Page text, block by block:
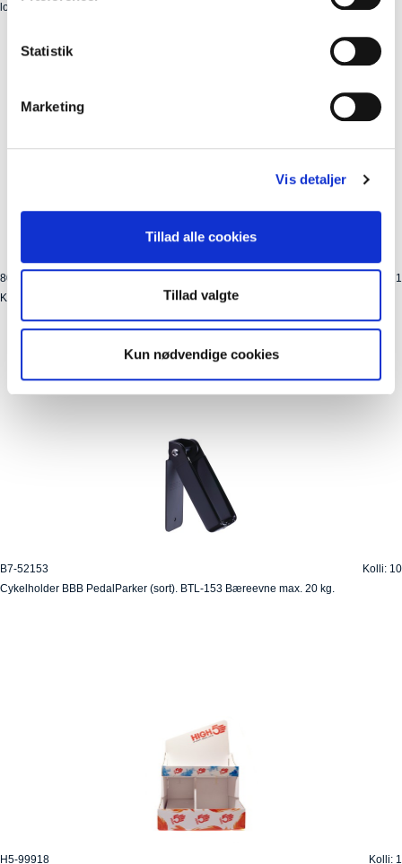
Statistik
Marketing
Vis detaljer
Tillad alle cookies
Tillad valgte
Kun nødvendige cookies
logoskilt 1 mm Polystyren Format: 100(b) x 25(h). Topskilt til slatwall. Klickfix
8015300113
Kolli: 1
Krog BoBike til slatwall for maxi bagstole
B7-52153
Kolli: 10
Cykelholder BBB PedalParker (sort). BTL-153 Bæreevne max. 20 kg.
H5-99918
Kolli: 1